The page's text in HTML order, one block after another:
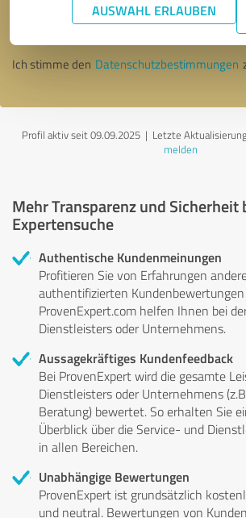
AUSWAHL ERLAUBEN
Nachricht senden
Ich stimme den Datenschutzbestimmungen
Profil aktiv seit 09.09.2025 | Letzte
melden
Mehr Transparenz und Sicherheit
Expertensuche
Authentische Kundenmeinungen
Profitieren Sie von Erfahrungen
authentifizierten
ProvenExpert.com helfen Ihnen bei
Dienstleisters oder Unternehmens.
Aussagekräftiges Kundenfeedback
Bei ProvenExpert wird die gesamte
Dienstleisters oder Unternehmens
Beratung) bewertet. So erhalten Sie
Überblick über die Service- und
in allen Bereichen.
Unabhängige Bewertungen
ProvenExpert ist grundsätzlich
und neutral. Bewertungen von